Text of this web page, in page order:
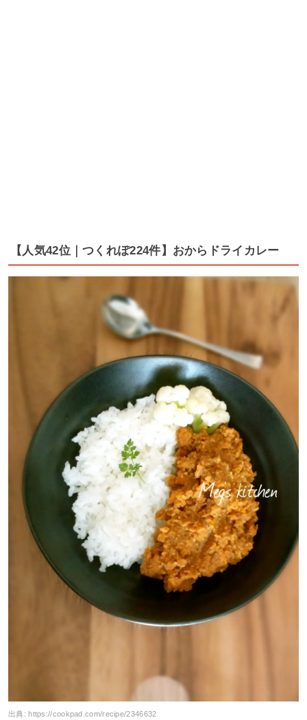
【人気42位｜つくれぽ224件】おからドライカレー
出典:https://cookpad.com/recipe/2346632